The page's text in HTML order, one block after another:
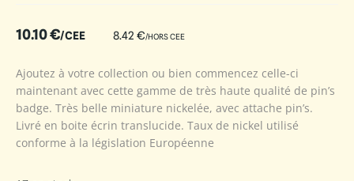
10.10€/CEE 8.42 €/HORS CEE
Ajoutez à votre collection ou bien commencez celle-ci
maintenant avec cette gamme de très haute qualité de pin’s
badge. Très belle miniature nickelée, avec attache pin’s.
Livré en boite écrin translucide. Taux de nickel utilisé
conforme à la législation Européenne